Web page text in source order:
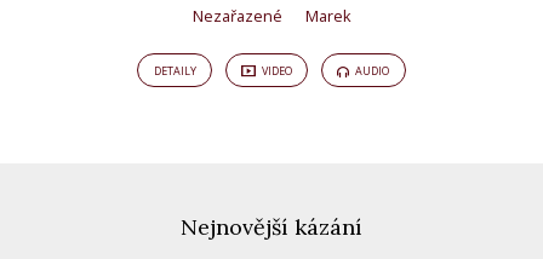
Nezařazené
Marek
DETAILY VIDEO AUDIO
Nejnovější kázání